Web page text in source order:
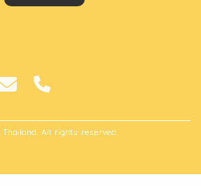
All rights reserved.